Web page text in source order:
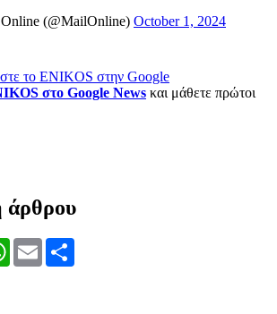
(@MailOnline) October 1, 2024
το ENIKOS στην Google
στο Google News και μάθετε πρώτοι
άρθρου
WhatsApp
Email